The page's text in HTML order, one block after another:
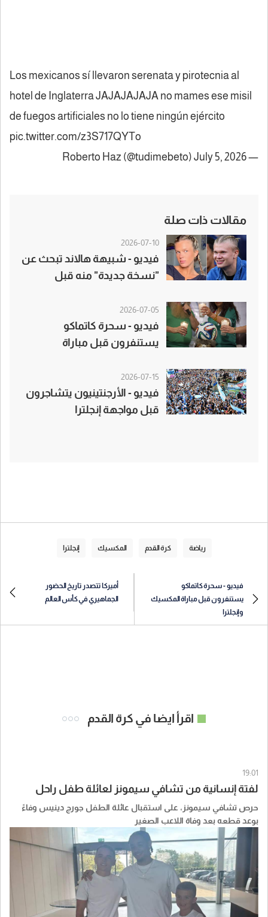
Los mexicanos sí llevaron serenata y pirotecnia al
hotel de Inglaterra JAJAJAJAJA no mames ese misil
de fuegos artificiales no lo tiene ningún ejército
pic.twitter.com/z3S717QYTo
— Roberto Haz (@tudimebeto)
July 5, 2026
مقالات ذات صلة
2026-07-10
فيديو - شبيهة هالاند تبحث عن
"نسخة جديدة" منه قبل
2026-07-05
فيديو - سحرة كاتماكو
يستنفرون قبل مباراة
2026-07-15
فيديو - الأرجنتينيون يتشاجرون
قبل مواجهة إنجلترا
رياضة كرة القدم المكسيك إنجلترا
فيديو - سحرة كاتماكو
يستنفرون قبل مباراة المكسيك
وإنجلترا
أميركا تتصدر تاريخ الحضور
الجماهيري في كأس العالم
اقرأ ايضا في كرة القدم
19:01
لفتة إنسانية من تشافي سيمونز لعائلة طفل راحل
حرص تشافي سيمونز، على استقبال عائلة الطفل جورج دينيس وفاءً
بوعد قطعه بعد وفاة اللاعب الصغير